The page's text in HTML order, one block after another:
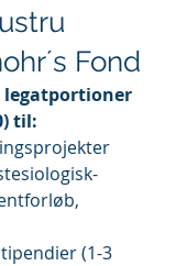
Fond
legatportioner
til:
(1-3